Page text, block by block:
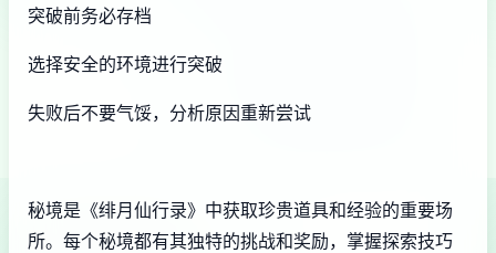
突破前务必存档
选择安全的环境进行突破
失败后不要气馁，分析原因重新尝试
秘境是《绯月仙行录》中获取珍贵道具和经验的重要场
所。每个秘境都有其独特的挑战和奖励，掌握探索技巧